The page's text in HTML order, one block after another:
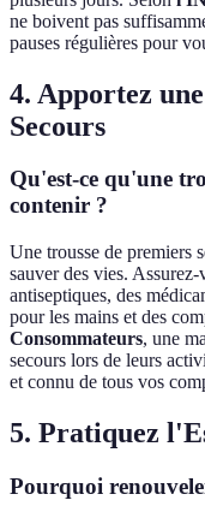
ne boivent pas
pauses régulières pour
4. Apportez
Secours
Qu'est-ce qu'une
contenir ?
Une trousse de premiers
sauver des vies.
antiseptiques, des
pour les mains et des
Consommateurs, une
secours lors de leurs
et connu de tous vos
5. Pratiquez
Pourquoi